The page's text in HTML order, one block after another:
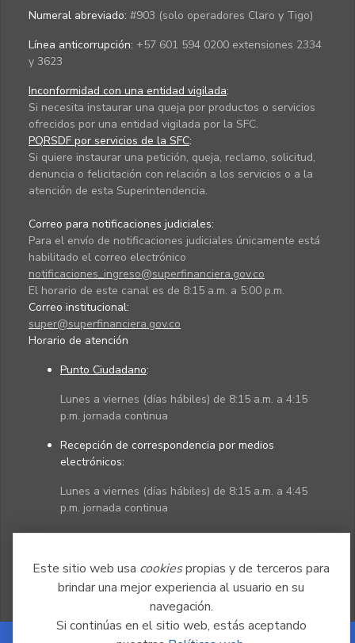
Este sitio web usa cookiespropias y de terceros para
brindar una mejor experiencia al usuario en su
navegación.
Si continúas en el sitio web, estás aceptando
Numeral abreviado: #903 (solo operadores Claro y Tigo)
Línea anticorrupción: +57 601 594 0200 extensiones 2334
y 3623
Inconformidad con una entidad vigilada:
Si necesita instaurar una queja por productos o servicios
ofrecidos por una entidad vigilada por la SFC.
PQRSDF por servicios de la SFC:
Si quiere instaurar una petición, queja, reclamo, solicitud,
denuncia o felicitación con relación a los servicios o a la
atención de esta Superintendencia.
Correo para notificaciones judiciales:
Para el envío de notificaciones judiciales únicamente está
habilitado el correo electrónico
notificaciones_ingreso@superfinanciera.gov.co
El horario de este canal es de 8:15 a.m. a 5:00 p.m.
Correo institucional:
super@superfinanciera.gov.co
Horario de atención
Punto Ciudadano:
Lunes a viernes (días hábiles) de 8:15 a.m. a 4:15
p.m. jornada continua
Recepción de correspondencia por medios
electrónicos:
Lunes a viernes (días hábiles) de 8:15 a.m. a 4:45
p.m. jornada continua